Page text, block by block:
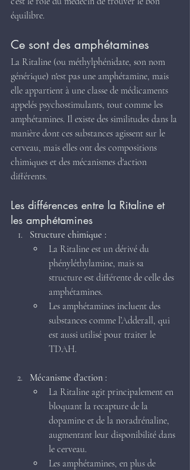
équilibre.
Ce sont des amphétamines
La Ritaline (ou méthylphénidate, son nom
générique) n'est pas une amphétamine, mais
elle appartient à une classe de médicaments
appelés psychostimulants, tout comme les
amphétamines. Il existe des similitudes dans la
manière dont ces substances agissent sur le
cerveau, mais elles ont des compositions
chimiques et des mécanismes d'action
différents.
Les différences entre la Ritaline et
les amphétamines
Structure chimique :
La Ritaline est un dérivé du
phényléthylamine, mais sa
structure est différente de celle des
amphétamines.
Les amphétamines incluent des
substances comme l’Adderall, qui
est aussi utilisé pour traiter le
TDAH.
Mécanisme d'action :
La Ritaline agit principalement en
bloquant la recapture de la
dopamine et de la noradrénaline,
augmentant leur disponibilité dans
le cerveau.
Les amphétamines, en plus de